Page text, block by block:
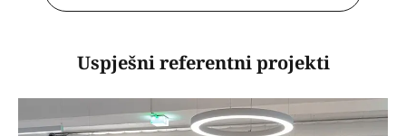
Uspješni referentni projekti